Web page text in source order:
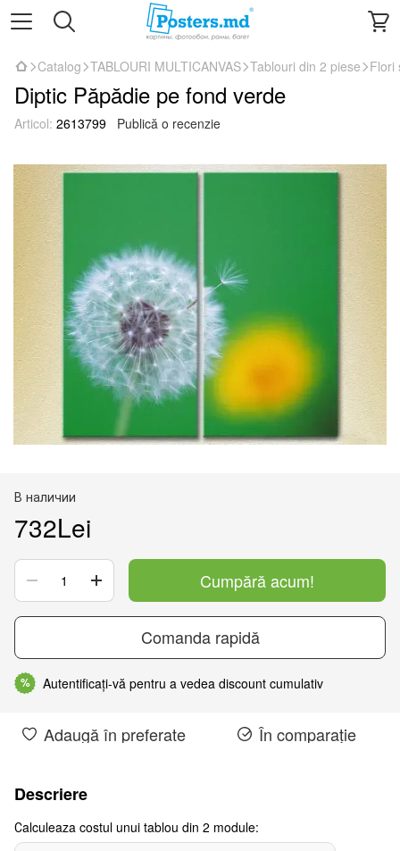
Catalog TABLOURI MULTICANVAS Tablouri din 2 piese Flori
Diptic Păpădie pe fond verde
Articol: 2613799 Publică o recenzie
В наличии
732Lei
Cumpără acum!
Comanda rapidă
% Autentificați-vă pentru a vedea discount cumulativ
Adaugă în preferate În comparație
Descriere
Сalculeaza costul unui tablou din 2 module: